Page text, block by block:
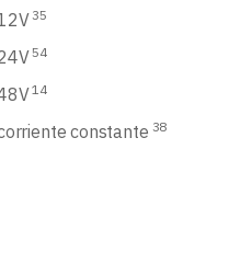
35
54
14
constante 38